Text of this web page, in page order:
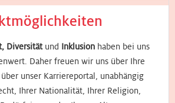
Diversitätund Inklusion haben bei uns
Daher freuen wir uns über Ihre
unser Karriereportal, unabhängig
Ihrer Nationalität, Ihrer Religion,